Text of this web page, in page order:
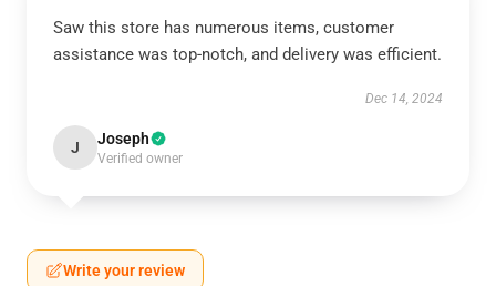
Saw this store has numerous items, customer
assistance was top-notch, and delivery was efficient.
Dec 14, 2024
J Joseph
Verified owner
Write your review